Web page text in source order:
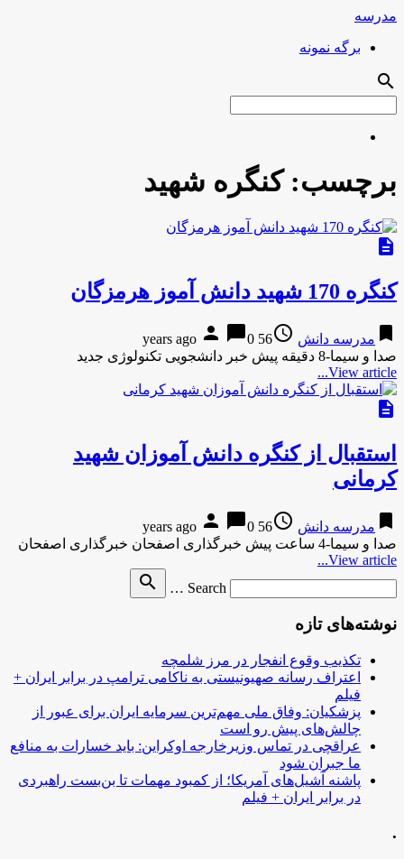
مدرسه
برگه نمونه
search
برچسب:کنگره شهید
description
کنگره 170 شهید دانش آموز هرمزگان
bookmark مدرسه دانش access_time
56 years ago
person chat_bubble0
صدا و سیما-8 دقیقه پیش خبر دانشجویی تکنولوژی جدید
View article...
description
استقبال از کنگره دانش آموزان شهید
کرمانی
bookmark مدرسه دانش access_time
56 years ago
person chat_bubble0
صدا و سیما-4 ساعت پیش خبرگذاری اصفحان خبرگذاری اصفحان
View article...
Search …
search
نوشته‌های تازه
تکذیب وقوع انفجار در مرز شلمچه
اعتراف رسانه صهیونیستی به ناکامی ترامپ در برابر ایران +
فیلم
پزشکیان: وفاق ملی مهم‌ترین سرمایه ایران برای عبور از
چالش‌های پیش رو است
عراقچی در تماس وزیرخارجه اوکراین: باید خسارات به منافع
ما جبران شود
پاشنه آشیل‌های آمریکا؛ از کمبود مهمات تا بن‌بست راهبردی
در برابر ایران + فیلم
.